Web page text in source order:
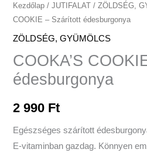
Kezdőlap /JUTIFALAT /ZÖLDSÉG,
COOKIE – Szárított édesburgonya
ZÖLDSÉG, GYÜMÖLCS
COOKA’S
édesburgonya
2 990 Ft
Egészséges szárított
E-vitaminban gazdag. Könnyen